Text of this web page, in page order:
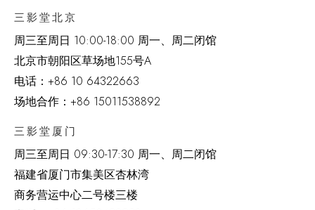
三影堂北京
周三至周日 10:00-18:00 周一、周二闭馆
北京市朝阳区草场地155号A
电话： +86 10 64322663
场地合作：+86 15011538892
三影堂厦门
周三至周日 09:30-17:30 周一、周二闭馆
福建省厦门市集美区杏林湾
商务营运中心二号楼三楼